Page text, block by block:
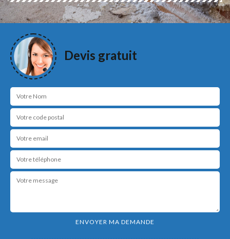
Devis gratuit